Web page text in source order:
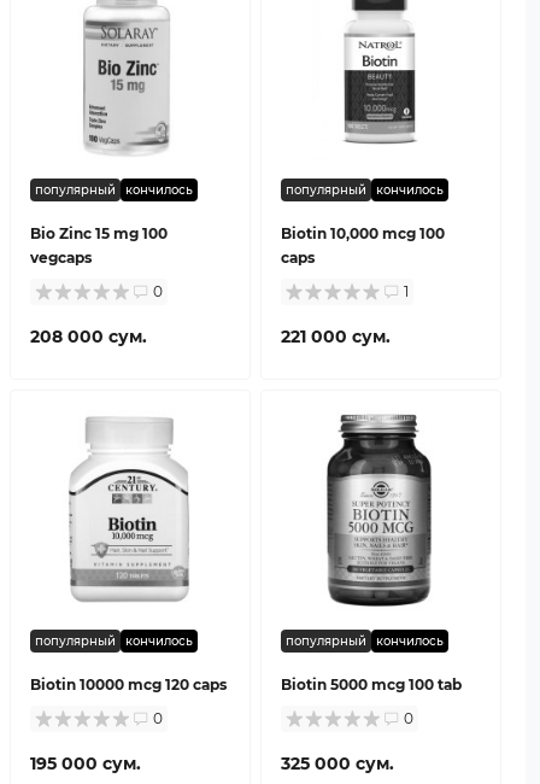
популярный кончилось
Bio Zinc 15 mg 100
vegcaps
0
208 000 сум.
популярный кончилось
Biotin 10,000 mcg 100
caps
1
221 000 сум.
популярный кончилось
Biotin 10000 mcg 120 caps
0
195 000 сум.
популярный кончилось
Biotin 5000 mcg 100 tab
0
325 000 сум.